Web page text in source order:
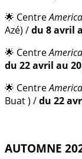
🌟 Centre
Azé) /du 8 avril
🌟 Centre
du 22 avril au
🌟 Centre
Buat ) /du 22
AUTOMNE